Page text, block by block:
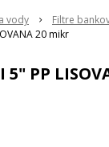
vody Filtre
20 mikr
5" PP